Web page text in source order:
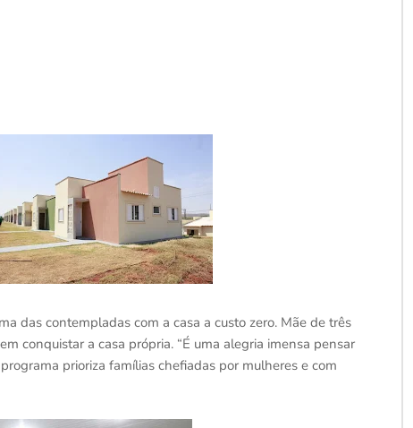
das contempladas com a casa a custo zero. Mãe de três
conquistar a casa própria. “É uma alegria imensa pensar
prioriza famílias chefiadas por mulheres e com